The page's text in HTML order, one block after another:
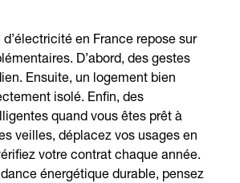
en France repose sur
D’abord, des gestes
Ensuite, un logement bien
isolé. Enfin, des
quand vous êtes prêt à
veilles, déplacez vos usages en
votre contrat chaque année.
énergétique durable, pensez